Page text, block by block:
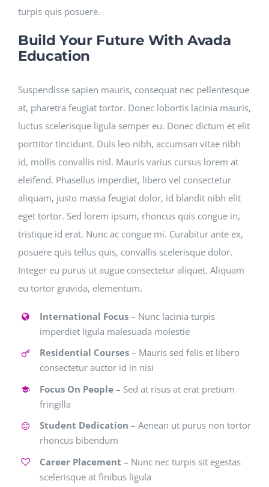
turpis quis posuere.
Build Your Future With Avada
Education
Suspendisse sapien mauris, consequat nec pellentesque
at, pharetra feugiat tortor. Donec lobortis lacinia mauris,
luctus scelerisque ligula semper eu. Donec dictum et elit
porttitor tincidunt. Duis leo nibh, accumsan vitae nibh
id, mollis convallis nisl. Mauris varius cursus lorem at
eleifend. Phasellus imperdiet, libero vel consectetur
aliquam, justo massa feugiat dolor, id blandit nibh elit
eget tortor. Sed lorem ipsum, rhoncus quis congue in,
tristique id erat. Nunc ac congue mi. Curabitur ante ex,
posuere quis tellus quis, convallis scelerisque dolor.
Integer eu purus ut augue consectetur aliquet. Aliquam
eu tortor gravida, elementum.
International Focus – Nunc lacinia turpis
imperdiet ligula malesuada molestie
Residential Courses – Mauris sed felis et libero
consectetur auctor id in nisi
Focus On People – Sed at risus at erat pretium
fringilla
Student Dedication – Aenean ut purus non tortor
rhoncus bibendum
Career Placement – Nunc nec turpis sit egestas
scelerisque at finibus ligula